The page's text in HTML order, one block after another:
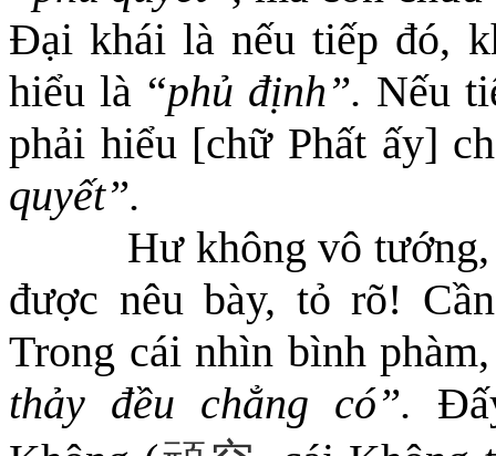
Đại khái là nếu tiếp đó,
hiểu là “phủ định”. Nếu
phải hiểu [chữ Phất ấy]
quyết”.
Hư không vô
được nêu bày, tỏ rõ!
Trong cái nhìn bình
thảy đều chẳng có”.